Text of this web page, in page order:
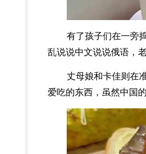
有了孩子们在一旁
乱说说中文说说俄语，
丈母娘和卡佳则在
爱吃的东西，虽然中国